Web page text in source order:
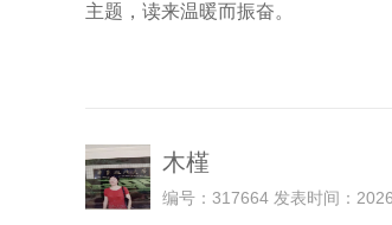
主题，读来温暖而振奋。
木槿
编号：317664 发表时间：